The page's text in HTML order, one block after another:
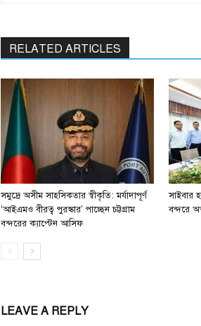
RELATED ARTICLES
সমুদ্রে অসীম সাহসিকতার স্বীকৃতি: মর্যাদাপূর্ণ
‘আইএমও বীরত্ব পুরস্কার’ পাচ্ছেন চট্টগ্রাম
বন্দরের ক্যাপ্টেন আসিফ
সাইবার
বন্দরে
LEAVE A REPLY